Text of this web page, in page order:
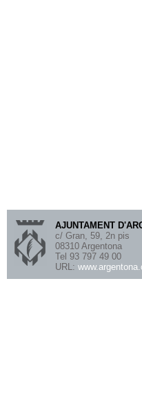
AJUNTAMENT
c/ Gran, 59, 2n pis
08310 Argentona
Tel 93 797 49 00
URL: